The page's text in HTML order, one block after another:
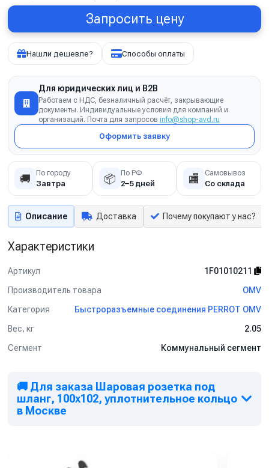
Запросить цену
Нашли дешевле? Способы оплаты
Для юридических лиц и B2B
Работаем с НДС, безналичный расчёт, закрывающие
документы. Индивидуальные условия для компаний и
организаций. Почта для запросов info@shop-avd.ru
Оформить заявку
🚚 По городу
Завтра 📦 По РФ
2–5 дней 🏬 Самовывоз
Со склада
Описание Доставка Почему покупают у нас?
Характеристики
Артикул
1F01010211
Производитель товара
OMV
Категория
Быстроразъемные соединения PERROT OMV
Вес, кг
2.05
Сегмент
Коммунальный сегмент
🚚 Для заказа Шаровая розетка под
шланг, 100x102, уплотнительное кольцо
в Москве